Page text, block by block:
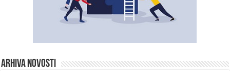
ARHIVA NOVOSTI